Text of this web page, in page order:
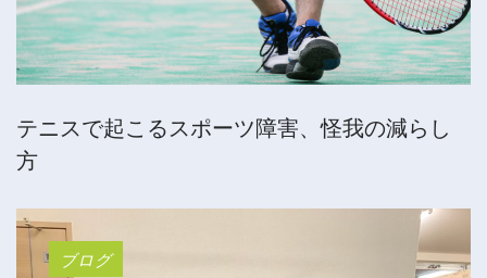
テニスで起こるスポーツ障害、怪我の減らし
方
ブログ